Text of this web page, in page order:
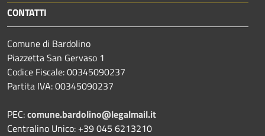
CONTATTI
Comune di Bardolino
Piazzetta San Gervaso 1
Codice Fiscale: 00345090237
Partita IVA: 00345090237
PEC:comune.bardolino@legalmail.it
Centralino Unico: +39 045 6213210